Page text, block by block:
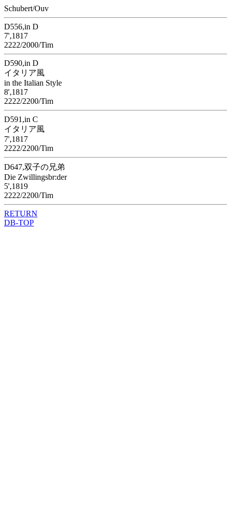
Schubert/Ouv
D556,in D
7',1817
2222/2000/Tim
D590,in D
イタリア風
in the Italian Style
8',1817
2222/2200/Tim
D591,in C
イタリア風
7',1817
2222/2200/Tim
D647,双子の兄弟
Die Zwillingsbr:der
5',1819
2222/2200/Tim
RETURN
DB-TOP